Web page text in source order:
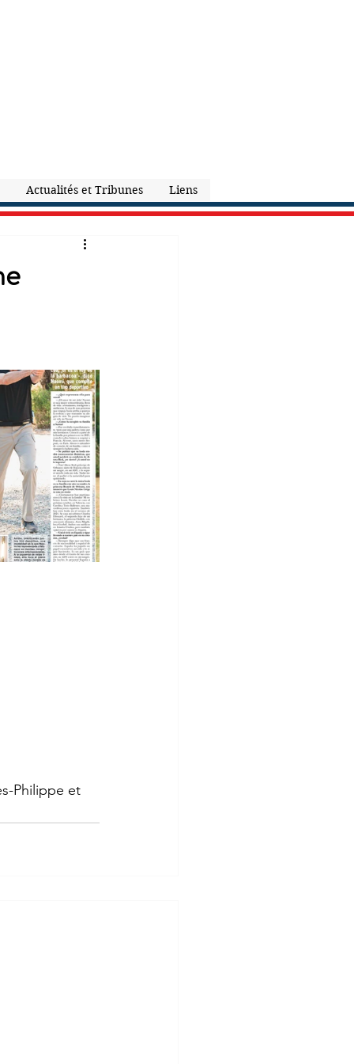
Actualités et Tribunes Liens
Philippe et